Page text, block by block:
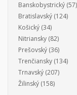
Banskobystrický (57)
Bratislavský (124)
Košický (34)
Nitriansky (82)
Prešovský (36)
Trenčiansky (134)
Trnavský (207)
Žilinský (158)